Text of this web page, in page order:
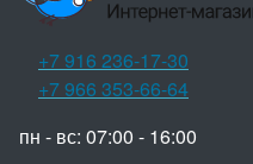
+7 916 236-17-30
+7 966 353-66-64
пн - вс: 07:00 - 16:00